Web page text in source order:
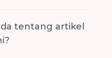
tentang artikel